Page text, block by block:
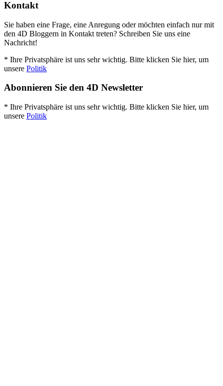
Kontakt
Sie haben eine Frage, eine Anregung oder möchten einfach nur mit
den 4D Bloggern in Kontakt treten? Schreiben Sie uns eine
Nachricht!
* Ihre Privatsphäre ist uns sehr wichtig. Bitte klicken Sie hier, um
unsere Politik
Abonnieren Sie den 4D Newsletter
* Ihre Privatsphäre ist uns sehr wichtig. Bitte klicken Sie hier, um
unsere Politik